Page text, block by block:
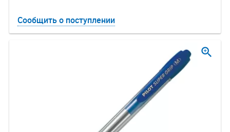
Сообщить о поступлении
zoom_in